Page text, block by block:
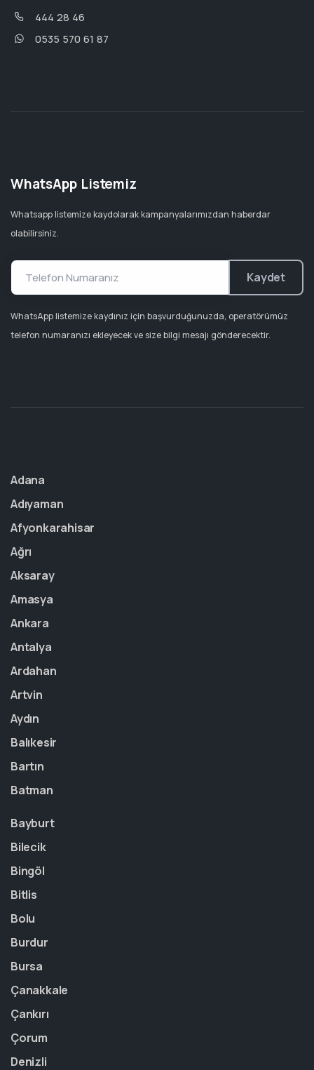
444 28 46
0535 570 61 87
WhatsApp Listemiz
Whatsapp listemize kaydolarak kampanyalarımızdan haberdar
olabilirsiniz.
Kaydet
WhatsApp listemize kaydınız için başvurduğunuzda, operatörümüz
telefon numaranızı ekleyecek ve size bilgi mesajı gönderecektir.
Adana
Adıyaman
Afyonkarahisar
Ağrı
Aksaray
Amasya
Ankara
Antalya
Ardahan
Artvin
Aydın
Balıkesir
Bartın
Batman
Bayburt
Bilecik
Bingöl
Bitlis
Bolu
Burdur
Bursa
Çanakkale
Çankırı
Çorum
Denizli